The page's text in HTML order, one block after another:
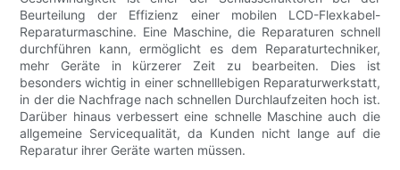
Beurteilung der Effizienz einer mobilen LCD-Flexkabel-
Reparaturmaschine. Eine Maschine, die Reparaturen schnell
durchführen kann, ermöglicht es dem Reparaturtechniker,
mehr Geräte in kürzerer Zeit zu bearbeiten. Dies ist
besonders wichtig in einer schnelllebigen Reparaturwerkstatt,
in der die Nachfrage nach schnellen Durchlaufzeiten hoch ist.
Darüber hinaus verbessert eine schnelle Maschine auch die
allgemeine Servicequalität, da Kunden nicht lange auf die
Reparatur ihrer Geräte warten müssen.